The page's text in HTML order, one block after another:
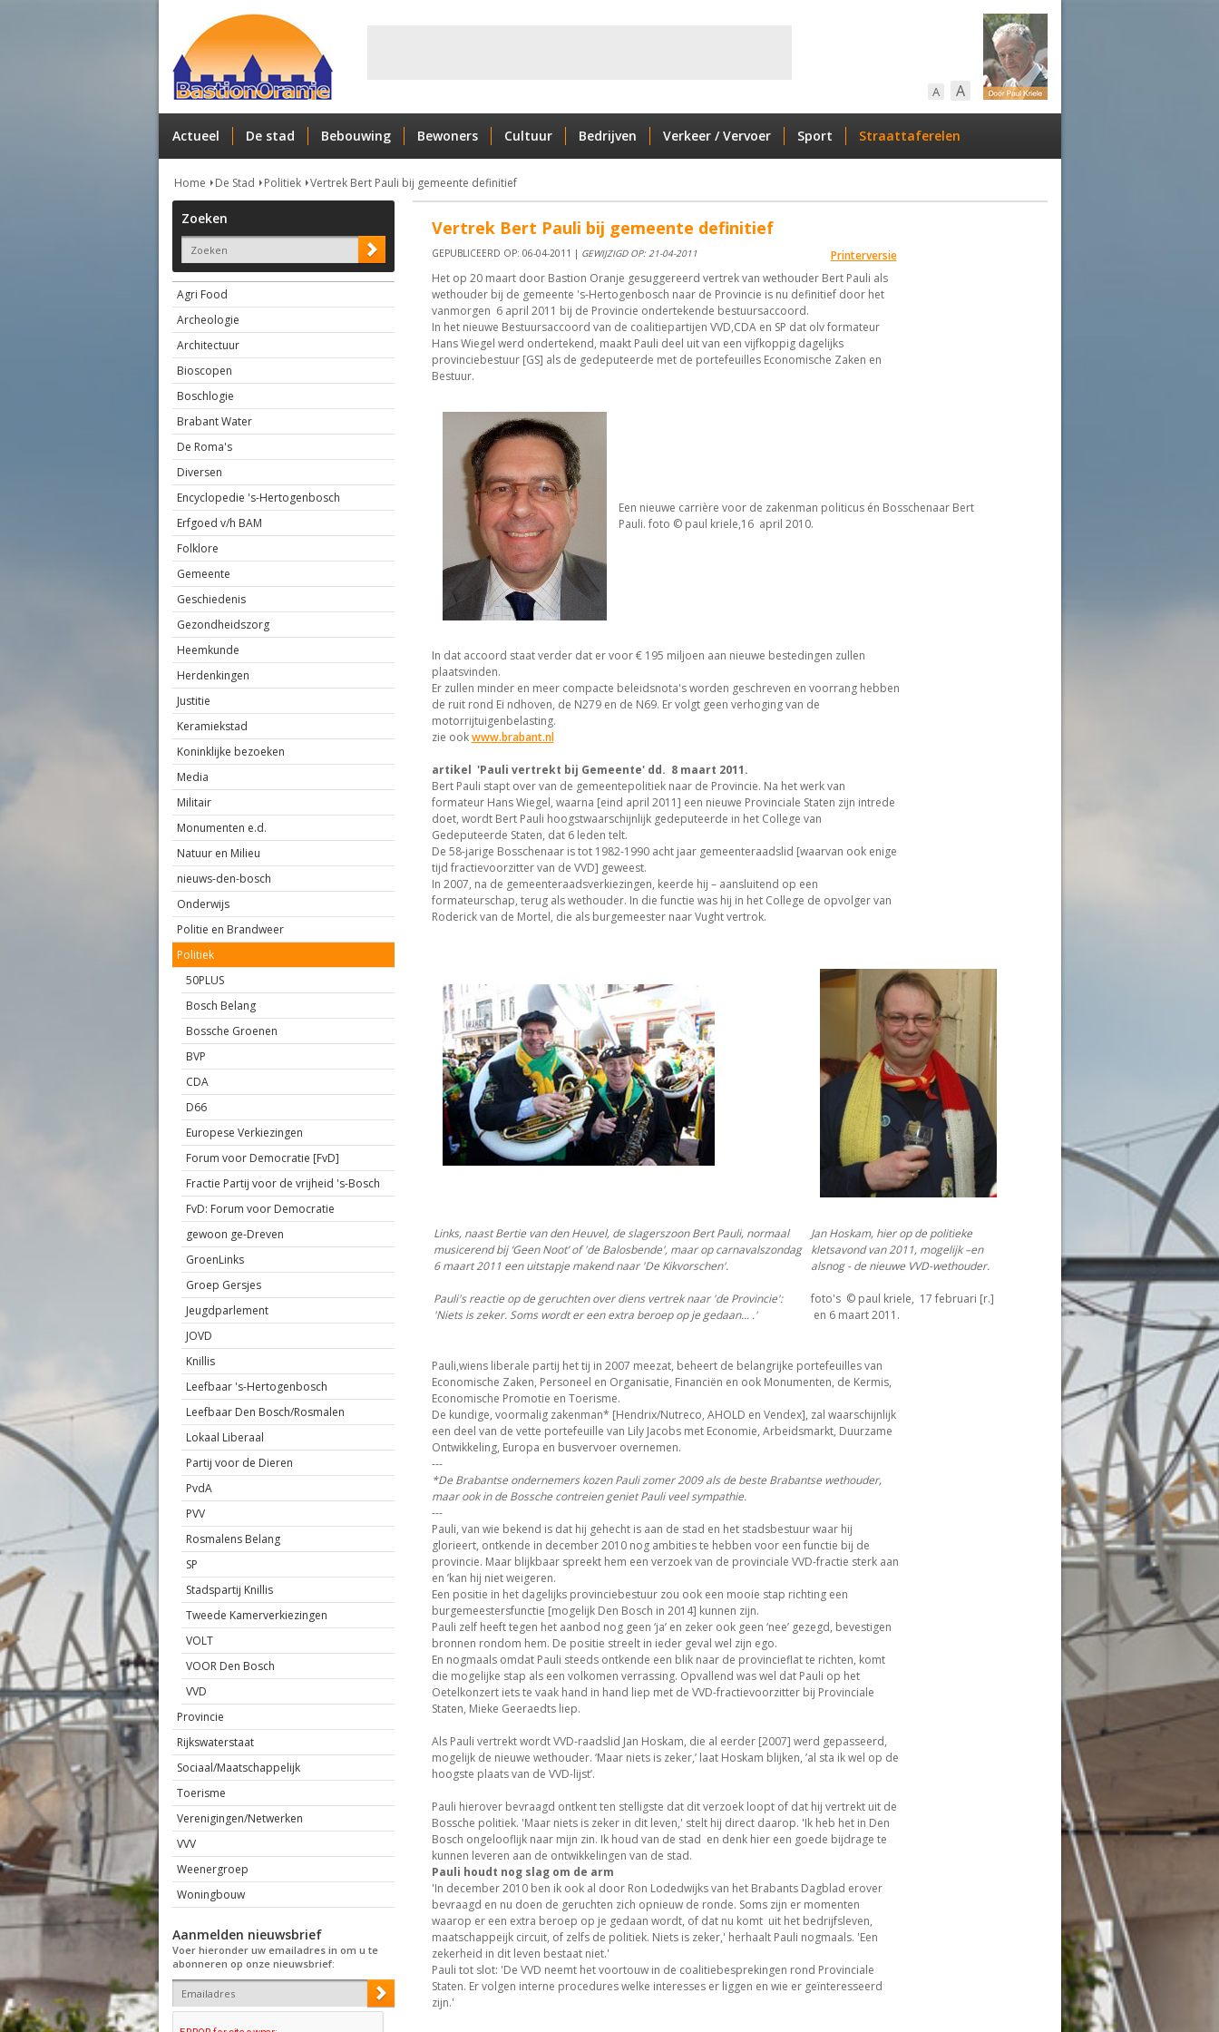
A A
Actueel De stad Bebouwing Bewoners Cultuur Bedrijven Verkeer / Vervoer Sport Straattaferelen
Home De Stad Politiek Vertrek Bert Pauli bij gemeente definitief
Zoeken
Agri Food
Archeologie
Architectuur
Bioscopen
Boschlogie
Brabant Water
De Roma's
Diversen
Encyclopedie 's-Hertogenbosch
Erfgoed v/h BAM
Folklore
Gemeente
Geschiedenis
Gezondheidszorg
Heemkunde
Herdenkingen
Justitie
Keramiekstad
Koninklijke bezoeken
Media
Militair
Monumenten e.d.
Natuur en Milieu
nieuws-den-bosch
Onderwijs
Politie en Brandweer
Politiek
50PLUS
Bosch Belang
Bossche Groenen
BVP
CDA
D66
Europese Verkiezingen
Forum voor Democratie [FvD]
Fractie Partij voor de vrijheid 's-Bosch
FvD: Forum voor Democratie
gewoon ge-Dreven
GroenLinks
Groep Gersjes
Jeugdparlement
JOVD
Knillis
Leefbaar 's-Hertogenbosch
Leefbaar Den Bosch/Rosmalen
Lokaal Liberaal
Partij voor de Dieren
PvdA
PVV
Rosmalens Belang
SP
Stadspartij Knillis
Tweede Kamerverkiezingen
VOLT
VOOR Den Bosch
VVD
Provincie
Rijkswaterstaat
Sociaal/Maatschappelijk
Toerisme
Verenigingen/Netwerken
VVV
Weenergroep
Woningbouw
Aanmelden nieuwsbrief
Voer hieronder uw emailadres in om u te
abonneren op onze nieuwsbrief:
Vertrek Bert Pauli bij gemeente definitief
Printerversie
GEPUBLICEERD OP: 06-04-2011 | GEWIJZIGD OP: 21-04-2011
Het op 20 maart door Bastion Oranje gesuggereerd vertrek van wethouder Bert Pauli als
wethouder bij de gemeente 's-Hertogenbosch naar de Provincie is nu definitief door het
vanmorgen 6 april 2011 bij de Provincie ondertekende bestuursaccoord.
In het nieuwe Bestuursaccoord van de coalitiepartijen VVD,CDA en SP dat olv formateur
Hans Wiegel werd ondertekend, maakt Pauli deel uit van een vijfkoppig dagelijks
provinciebestuur [GS] als de gedeputeerde met de portefeuilles Economische Zaken en
Bestuur.
Een nieuwe carrière voor de zakenman politicus én Bosschenaar Bert
Pauli. foto © paul kriele,16 april 2010.
In dat accoord staat verder dat er voor € 195 miljoen aan nieuwe bestedingen zullen
plaatsvinden.
Er zullen minder en meer compacte beleidsnota's worden geschreven en voorrang hebben
de ruit rond Ei ndhoven, de N279 en de N69. Er volgt geen verhoging van de
motorrijtuigenbelasting.
zie ookwww.brabant.nl
artikel 'Pauli vertrekt bij Gemeente' dd. 8 maart 2011.
Bert Pauli stapt over van de gemeentepolitiek naar de Provincie. Na het werk van
formateur Hans Wiegel, waarna [eind april 2011] een nieuwe Provinciale Staten zijn intrede
doet, wordt Bert Pauli hoogstwaarschijnlijk gedeputeerde in het College van
Gedeputeerde Staten, dat 6 leden telt.
De 58-jarige Bosschenaar is tot 1982-1990 acht jaar gemeenteraadslid [waarvan ook enige
tijd fractievoorzitter van de VVD] geweest.
In 2007, na de gemeenteraadsverkiezingen, keerde hij – aansluitend op een
formateurschap, terug als wethouder. In die functie was hij in het College de opvolger van
Roderick van de Mortel, die als burgemeester naar Vught vertrok.
Links, naast Bertie van den Heuvel, de slagerszoon Bert Pauli, normaal
musicerend bij ‘Geen Noot’ of 'de Balosbende', maar op carnavalszondag
6 maart 2011 een uitstapje makend naar 'De Kikvorschen'.
Pauli's reactie op de geruchten over diens vertrek naar 'de Provincie':
'Niets is zeker. Soms wordt er een extra beroep op je gedaan... .'
Jan Hoskam, hier op de politieke
kletsavond van 2011, mogelijk –en
alsnog - de nieuwe VVD-wethouder.
foto's © paul kriele, 17 februari [r.]
en 6 maart 2011.
Pauli,wiens liberale partij het tij in 2007 meezat, beheert de belangrijke portefeuilles van
Economische Zaken, Personeel en Organisatie, Financiën en ook Monumenten, de Kermis,
Economische Promotie en Toerisme.
De kundige, voormalig zakenman* [Hendrix/Nutreco, AHOLD en Vendex], zal waarschijnlijk
een deel van de vette portefeuille van Lily Jacobs met Economie, Arbeidsmarkt, Duurzame
Ontwikkeling, Europa en busvervoer overnemen.
---
*De Brabantse ondernemers kozen Pauli zomer 2009 als de beste Brabantse wethouder,
maar ook in de Bossche contreien geniet Pauli veel sympathie.
---
Pauli, van wie bekend is dat hij gehecht is aan de stad en het stadsbestuur waar hij
glorieert, ontkende in december 2010 nog ambities te hebben voor een functie bij de
provincie. Maar blijkbaar spreekt hem een verzoek van de provinciale VVD-fractie sterk aan
en ’kan hij niet weigeren.
Een positie in het dagelijks provinciebestuur zou ook een mooie stap richting een
burgemeestersfunctie [mogelijk Den Bosch in 2014] kunnen zijn.
Pauli zelf heeft tegen het aanbod nog geen ‘ja’ en zeker ook geen ‘nee’ gezegd, bevestigen
bronnen rondom hem. De positie streelt in ieder geval wel zijn ego.
En nogmaals omdat Pauli steeds ontkende een blik naar de provincieflat te richten, komt
die mogelijke stap als een volkomen verrassing. Opvallend was wel dat Pauli op het
Oetelkonzert iets te vaak hand in hand liep met de VVD-fractievoorzitter bij Provinciale
Staten, Mieke Geeraedts liep.
Als Pauli vertrekt wordt VVD-raadslid Jan Hoskam, die al eerder [2007] werd gepasseerd,
mogelijk de nieuwe wethouder. ‘Maar niets is zeker,’ laat Hoskam blijken, ’al sta ik wel op de
hoogste plaats van de VVD-lijst’.
Pauli hierover bevraagd ontkent ten stelligste dat dit verzoek loopt of dat hij vertrekt uit de
Bossche politiek. 'Maar niets is zeker in dit leven,' stelt hij direct daarop. 'Ik heb het in Den
Bosch ongelooflijk naar mijn zin. Ik houd van de stad en denk hier een goede bijdrage te
kunnen leveren aan de ontwikkelingen van de stad.
Pauli houdt nog slag om de arm
'In december 2010 ben ik ook al door Ron Lodedwijks van het Brabants Dagblad erover
bevraagd en nu doen de geruchten zich opnieuw de ronde. Soms zijn er momenten
waarop er een extra beroep op je gedaan wordt, of dat nu komt uit het bedrijfsleven,
maatschappeijk circuit, of zelfs de politiek. Niets is zeker,' herhaalt Pauli nogmaals. 'Een
zekerheid in dit leven bestaat niet.'
Pauli tot slot: 'De VVD neemt het voortouw in de coalitiebesprekingen rond Provinciale
Staten. Er volgen interne procedures welke interesses er liggen en wie er geïnteresseerd
zijn.'